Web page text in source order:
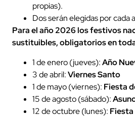
propias).
Dos serán elegidas por cada
Para el año 2026 los festivos
sustituibles, obligatorios en
1 de enero (jueves):Año
3 de abril:Viernes Santo
1 de mayo (viernes): Fiesta
15 de agosto (sábado):
12 de octubre (lunes): Fiesta